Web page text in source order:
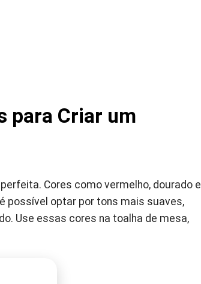
para Criar um
Cores como vermelho, dourado e
possível optar por tons mais suaves,
Use essas cores na toalha de mesa,